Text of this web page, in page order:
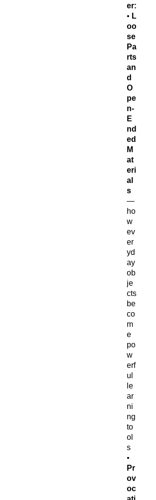
er:
• L
oo
se
Pa
rts
an
d
O
pe
n-
E
nd
ed
M
at
eri
al
s
—
ho
w
ev
er
yd
ay
ob
je
cts
be
co
m
e
po
w
erf
ul
le
ar
ni
ng
to
ol
s
•
Pr
ov
oc